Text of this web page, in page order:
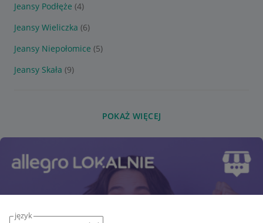
język
Jeansy Podłęże (4)
Jeansy Wieliczka (6)
Jeansy Niepołomice (5)
Jeansy Skała (9)
POKAŻ WIĘCEJ